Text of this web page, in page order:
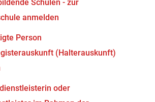
Schulen - zur
anmelden
Person
(Halterauskunft)
oder